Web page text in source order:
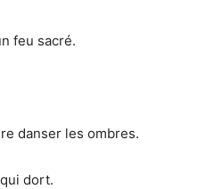
feu sacré.
danser les ombres.
dort.